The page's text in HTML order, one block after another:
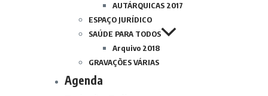
AUTÁRQUICAS 2017
ESPAÇO JURÍDICO
SAÚDE PARA TODOS
Arquivo 2018
GRAVAÇÕES VÁRIAS
Agenda